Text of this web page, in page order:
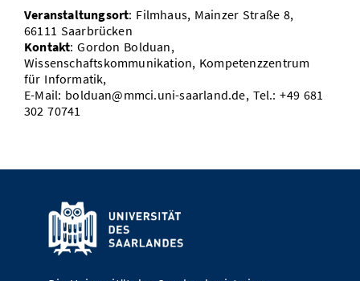
Veranstaltungsort: Filmhaus, Mainzer Straße 8,
66111 Saarbrücken
Kontakt: Gordon Bolduan,
Wissenschaftskommunikation, Kompetenzzentrum
für Informatik,
E-Mail: bolduan@mmci.uni-saarland.de, Tel.: +49 681
302 70741